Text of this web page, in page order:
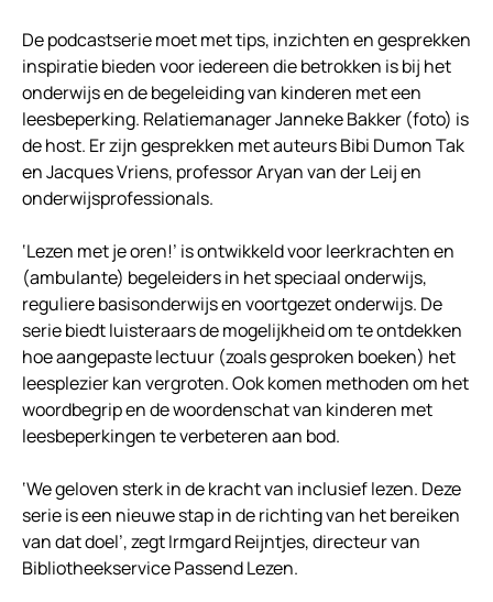
De podcastserie moet met tips, inzichten en gesprekken
inspiratie bieden voor iedereen die betrokken is bij het
onderwijs en de begeleiding van kinderen met een
leesbeperking. Relatiemanager Janneke Bakker (foto) is
de host. Er zijn gesprekken met auteurs Bibi Dumon Tak
en Jacques Vriens, professor Aryan van der Leij en
onderwijsprofessionals.
‘Lezen met je oren!’ is ontwikkeld voor leerkrachten en
(ambulante) begeleiders in het speciaal onderwijs,
reguliere basisonderwijs en voortgezet onderwijs. De
serie biedt luisteraars de mogelijkheid om te ontdekken
hoe aangepaste lectuur (zoals gesproken boeken) het
leesplezier kan vergroten. Ook komen methoden om het
woordbegrip en de woordenschat van kinderen met
leesbeperkingen te verbeteren aan bod.
‘We geloven sterk in de kracht van inclusief lezen. Deze
serie is een nieuwe stap in de richting van het bereiken
van dat doel’, zegt Irmgard Reijntjes, directeur van
Bibliotheekservice Passend Lezen.